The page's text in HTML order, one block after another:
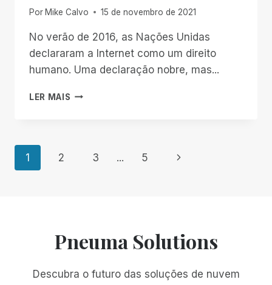
Por Mike Calvo 15 de novembro de 2021
No verão de 2016, as Nações Unidas
declararam a Internet como um direito
humano. Uma declaração nobre, mas...
LER MAIS APRESENTANDO
PESSOAIS
Navegação
1 2 3 ... 5
Página
Pneuma Solutions
Descubra o futuro das soluções de nuvem